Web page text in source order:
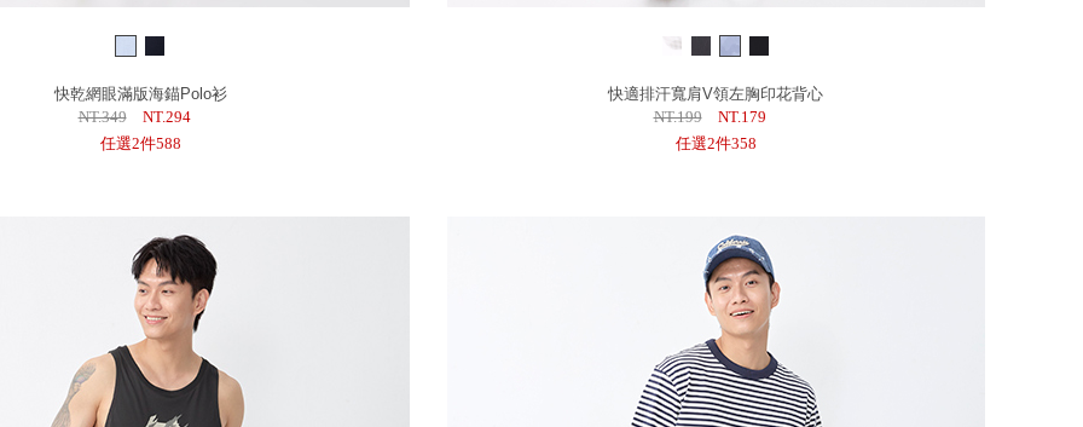
快乾網眼滿版海錨Polo衫
NT.349
NT.294
任選2件588
快適排汗寬肩V領左胸印花背心
NT.199
NT.179
任選2件358